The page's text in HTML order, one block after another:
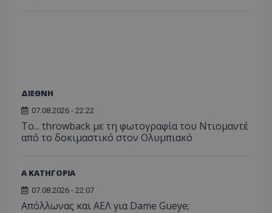
ΔΙΕΘΝΗ
07.08.2026 - 22:22
Το... throwback με τη φωτογραφία του Ντιομαντέ
από το δοκιμαστικό στον Ολυμπιακό
Α ΚΑΤΗΓΟΡΙΑ
07.08.2026 - 22:07
Απόλλωνας και ΑΕΛ για Dame Gueye;